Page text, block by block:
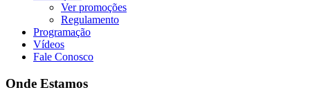
Ver promoções
Regulamento
Programação
Vídeos
Fale Conosco
Onde Estamos